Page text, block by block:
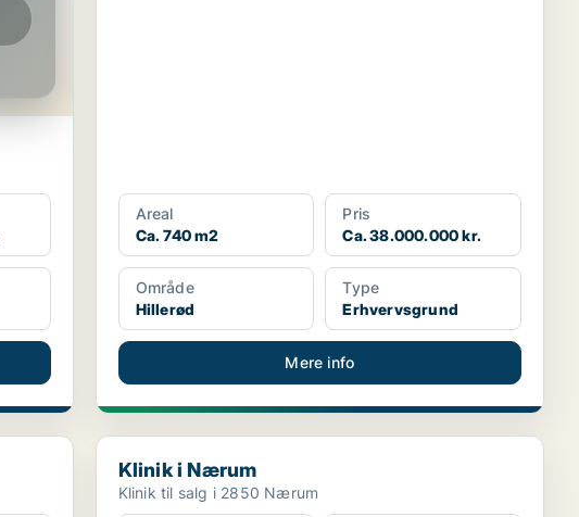
Areal
Ca. 740 m2
Pris
Ca. 38.000.000 kr.
Område
Hillerød
Type
Erhvervsgrund
Mere info
Klinik i Nærum
Klinik i Nærum
Klinik til salg i 2850 Nærum